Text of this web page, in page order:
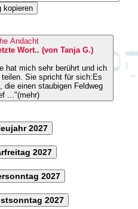
kopieren
Andacht
Wort.. (von Tanja G.)
hat mich sehr berührt und ich
sich:Es
die einen staubigen Feldweg
..."(mehr)
2027
2027
2027
2027